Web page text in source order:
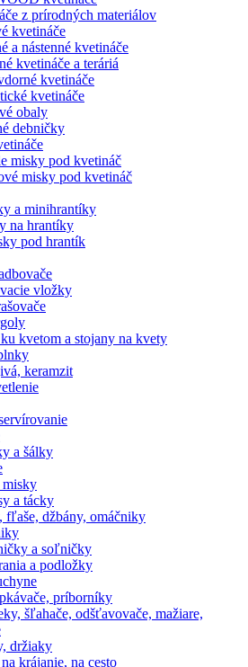
z prírodných materiálov
kvetináče
a nástenné kvetináče
kvetináče a teráriá
kvetináče
kvetináče
obaly
debničky
misky pod kvetináč
misky pod kvetináč
a minihrantíky
na hrantíky
pod hrantík
vložky
kvetom a stojany na kvety
keramzit
a šálky
a tácky
fľaše, džbány, omáčniky
a soľničky
a podložky
príborníky
šľahače, odšťavovače, mažiare,
držiaky
krájanie, na cesto